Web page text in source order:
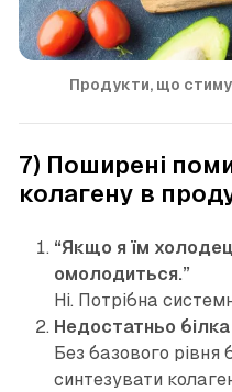
Продукти, що
7) Поширені
колагену в
“Якщо я їм
омолодиться.”
Ні. Потрібна
Недостатньо білка
Без базового рівня
синтезувати